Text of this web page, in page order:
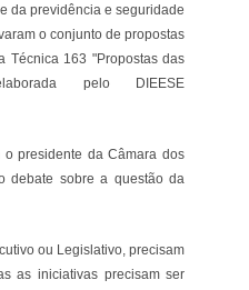
da previdência e seguridade
o conjunto de propostas
Técnica 163 "Propostas das
pelo DIEESE
presidente da Câmara dos
debate sobre a questão da
ou Legislativo, precisam
as iniciativas precisam ser